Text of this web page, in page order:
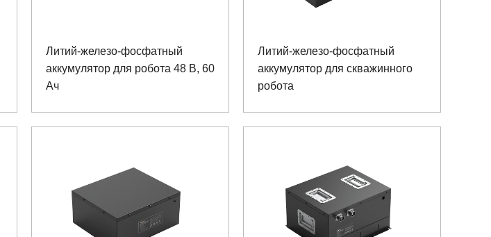
Литий-железо-фосфатный
аккумулятор для робота 48 В, 60
Ач
Литий-железо-фосфатный
аккумулятор для скважинного
робота